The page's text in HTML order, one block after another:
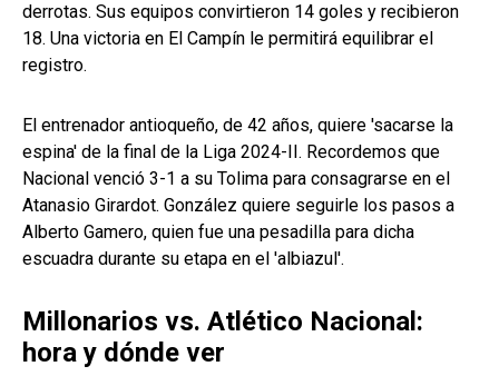
derrotas. Sus equipos convirtieron 14 goles y recibieron
18. Una victoria en El Campín le permitirá equilibrar el
registro.
El entrenador antioqueño, de 42 años, quiere 'sacarse la
espina' de la final de la Liga 2024-II. Recordemos que
Nacional venció 3-1 a su Tolima para consagrarse en el
Atanasio Girardot. González quiere seguirle los pasos a
Alberto Gamero, quien fue una pesadilla para dicha
escuadra durante su etapa en el 'albiazul'.
Millonarios vs. Atlético Nacional:
hora y dónde ver